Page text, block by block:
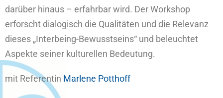
darüber hinaus – erfahrbar wird. Der Workshop
erforscht dialogisch die Qualitäten und die Relevanz
dieses „Interbeing-Bewusstseins“ und beleuchtet
Aspekte seiner kulturellen Bedeutung.
mit Referentin Marlene Potthoff